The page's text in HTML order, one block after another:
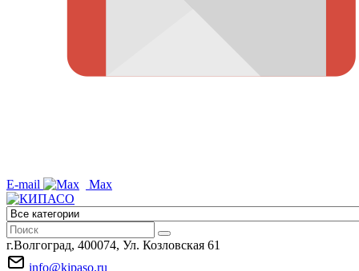
E-mail Max
г.Волгоград, 400074, Ул. Козловская 61
info@kipaso.ru